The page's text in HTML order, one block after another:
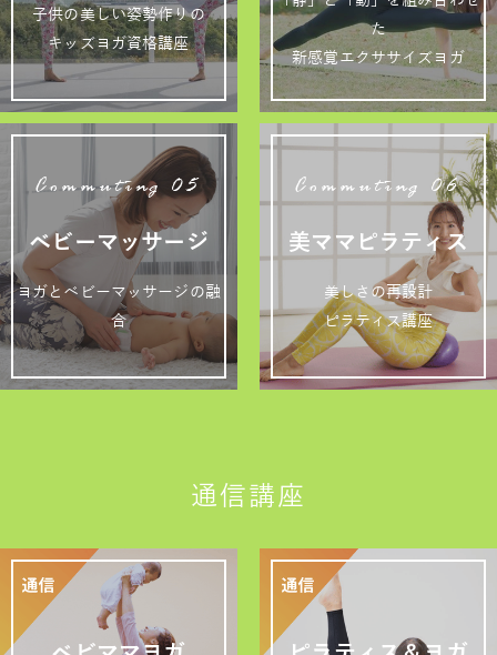
子供の美しい姿勢作りの
キッズヨガ資格講座
た
新感覚エクササイズヨガ
Commuting 05
ベビーマッサージ
ヨガとベビーマッサージの融
合
Commuting 06
美ママピラティス
美しさの再設計
ピラティス講座
通信講座